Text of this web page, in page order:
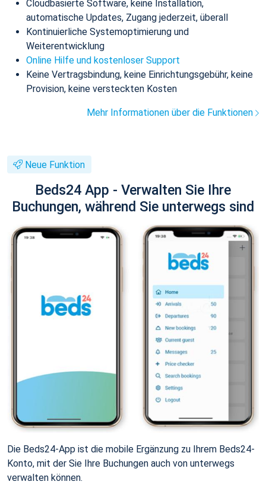
Cloudbasierte Software, keine Installation,
automatische Updates, Zugang jederzeit, überall
Kontinuierliche Systemoptimierung und
Weiterentwicklung
Online Hilfe und kostenloser Support
Keine Vertragsbindung, keine Einrichtungsgebühr, keine
Provision, keine versteckten Kosten
Mehr Informationen über die Funktionen
Neue Funktion
Beds24 App - Verwalten Sie Ihre
Buchungen, während Sie unterwegs sind
Die Beds24-App ist die mobile Ergänzung zu Ihrem Beds24-
Konto, mit der Sie Ihre Buchungen auch von unterwegs
verwalten können.